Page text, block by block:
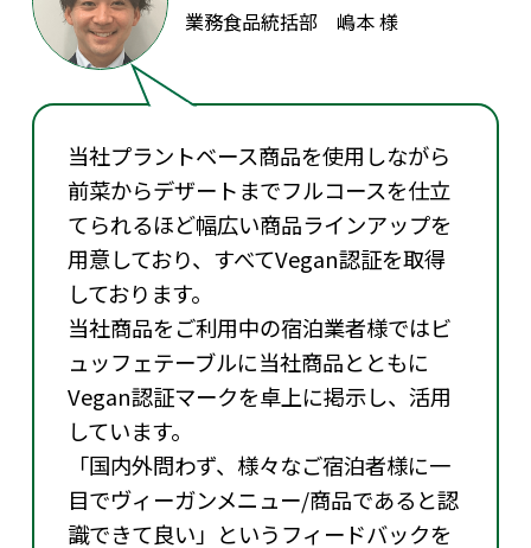
業務食品統括部 嶋本 様
当社プラントベース商品を使用しながら
前菜からデザートまでフルコースを仕立
てられるほど幅広い商品ラインアップを
用意しており、すべてVegan認証を取得
しております。
当社商品をご利用中の宿泊業者様ではビ
ュッフェテーブルに当社商品とともに
Vegan認証マークを卓上に掲示し、活用
しています。
「国内外問わず、様々なご宿泊者様に一
目でヴィーガンメニュー/商品であると認
識できて良い」というフィードバックを